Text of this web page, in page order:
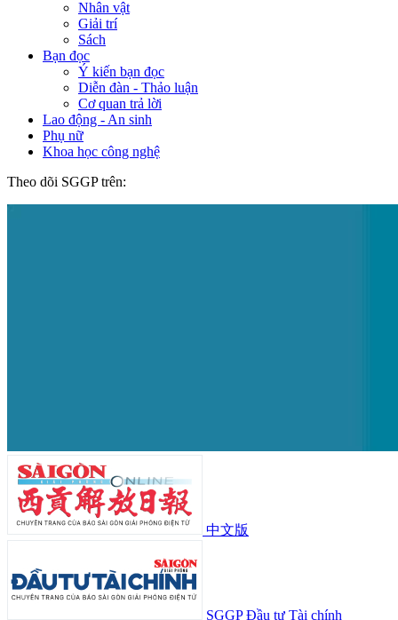
Nhân vật
Giải trí
Sách
Bạn đọc
Ý kiến bạn đọc
Diễn đàn - Thảo luận
Cơ quan trả lời
Lao động - An sinh
Phụ nữ
Khoa học công nghệ
Theo dõi SGGP trên:
中文版
SGGP Đầu tư Tài chính